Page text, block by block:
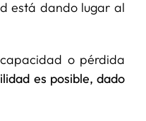
está dando lugar al
o pérdida
es posible, dado